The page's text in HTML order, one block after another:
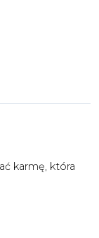
karmę, która